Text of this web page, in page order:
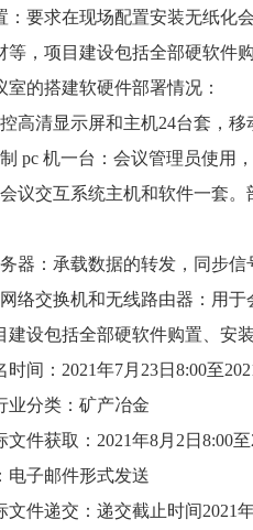
：要求在现场配置安装无纸化
等，项目建设包括全部硬软件
室的搭建软硬件部署情况：
高清显示屏和主机24台套，
pc 机一台：会议管理员使用
议交互系统主机和软件一套
器：承载数据的转发，同步
络交换机和无线路由器：用
建设包括全部硬软件购置、安
时间：2021年7月23日8:00至
业分类：矿产冶金
件获取：2021年8月2日8:00至
电子邮件形式发送
文件递交：递交截止时间2021